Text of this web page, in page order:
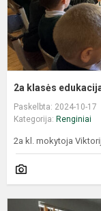
2a klasės
Paskelbta: 2024-10-17
Kategorija: Renginiai
2a kl. mokytoja